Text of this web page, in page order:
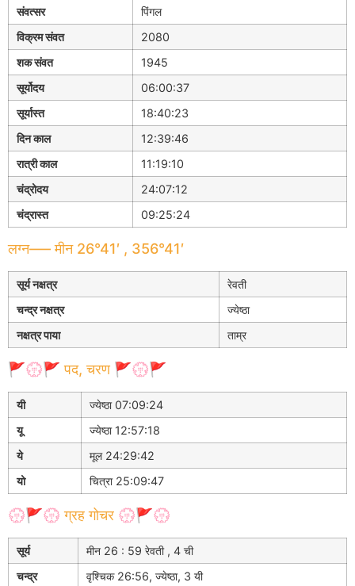
संवत्सर
पिंगल
विक्रम संवत
2080
शक संवत
1945
सूर्योदय
06:00:37
सूर्यास्त
18:40:23
दिन काल
12:39:46
रात्री काल
11:19:10
चंद्रोदय
24:07:12
चंद्रास्त
09:25:24
लग्न—– मीन 26°41′ , 356°41′
सूर्य नक्षत्र
रेवती
चन्द्र नक्षत्र
ज्येष्ठा
नक्षत्र पाया
ताम्र
🚩💮🚩 पद, चरण 🚩💮🚩
यी
ज्येष्ठा 07:09:24
यू
ज्येष्ठा 12:57:18
ये
मूल 24:29:42
यो
चित्रा 25:09:47
💮🚩💮 ग्रह गोचर 💮🚩💮
सूर्य
मीन 26 : 59 रेवती , 4 ची
चन्द्र
वृश्चिक 26:56, ज्येष्ठा, 3 यी